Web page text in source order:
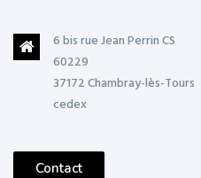
6 bis rue Jean Perrin CS
60229
37172 Chambray-lès-Tours
cedex
Contact